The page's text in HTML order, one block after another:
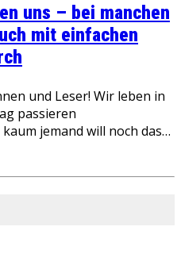
uns – bei manchen
mit einfachen
und Leser! Wir leben in
passieren
jemand will noch das…